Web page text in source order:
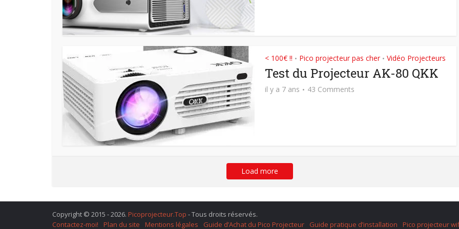
< 100€ !! • Pico projecteur pas cher • Vidéo Projecteurs
Test du Projecteur AK-80 QKK
il y a 7 ans 43 Comments
Load more
Copyright © 2015 - 2026. Picoprojecteur.Top - Tous droits réservés.
Contactez-moi!
Plan du site Mentions légales Guide d’Achat du Pico Projecteur Guide pratique d’installation Pico projecteur